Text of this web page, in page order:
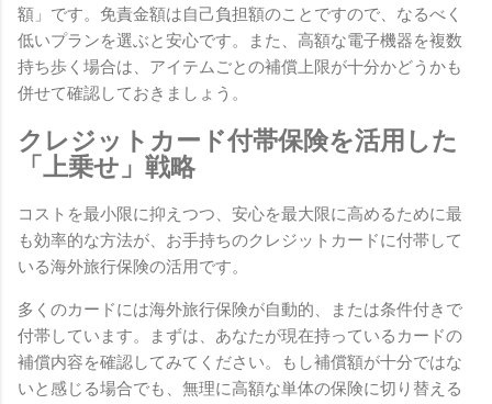
額」です。免責金額は自己負担額のことですので、なるべく
低いプランを選ぶと安心です。また、高額な電子機器を複数
持ち歩く場合は、アイテムごとの補償上限が十分かどうかも
併せて確認しておきましょう。
クレジットカード付帯保険を活用した
「上乗せ」戦略
コストを最小限に抑えつつ、安心を最大限に高めるために最
も効率的な方法が、お手持ちのクレジットカードに付帯して
いる海外旅行保険の活用です。
多くのカードには海外旅行保険が自動的、または条件付きで
付帯しています。まずは、あなたが現在持っているカードの
補償内容を確認してみてください。もし補償額が十分ではな
いと感じる場合でも、無理に高額な単体の保険に切り替える